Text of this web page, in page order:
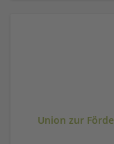
Union zur